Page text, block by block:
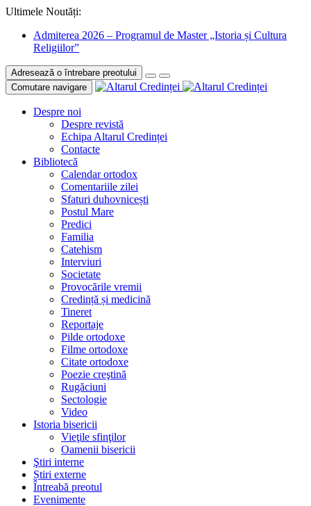
Ultimele Noutăți:
Admiterea 2026 – Programul de Master „Istoria și Cultura
Religiilor”
Adresează o întrebare preotului
Comutare navigare
Despre noi
Despre revistă
Echipa Altarul Credinței
Contacte
Bibliotecă
Calendar ortodox
Comentariile zilei
Sfaturi duhovnicești
Postul Mare
Predici
Familia
Catehism
Interviuri
Societate
Provocările vremii
Credință și medicină
Tineret
Reportaje
Pilde ortodoxe
Filme ortodoxe
Citate ortodoxe
Poezie creştină
Rugăciuni
Sectologie
Video
Istoria bisericii
Vieţile sfinţilor
Oamenii bisericii
Ştiri interne
Știri externe
Întreabă preotul
Evenimente